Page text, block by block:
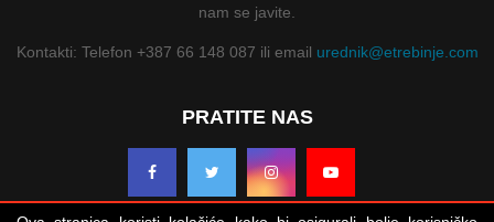
nam se javite.
Kontakti: Telefon +387 66 148 087 ili email urednik@etrebinje.com
PRATITE NAS